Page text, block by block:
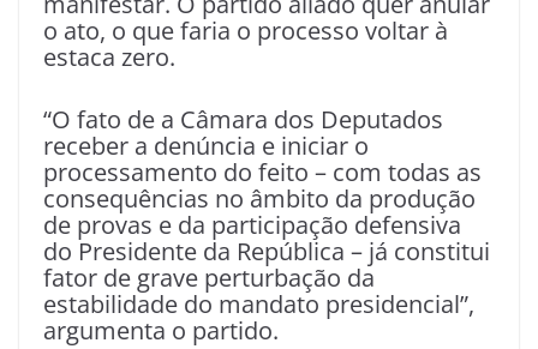
o ato, o que faria o processo voltar à
estaca zero.
“O fato de a Câmara dos Deputados
receber a denúncia e iniciar o
processamento do feito – com todas as
consequências no âmbito da produção
de provas e da participação defensiva
do Presidente da República – já constitui
fator de grave perturbação da
estabilidade do mandato presidencial”,
argumenta o partido.